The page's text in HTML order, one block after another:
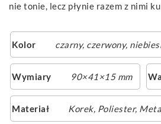
nie tonie, lecz płynie razem z nimi
Kolor czarny, czerwony,
Wymiary 90×41×15 mm
Materiał Korek, Poliester,